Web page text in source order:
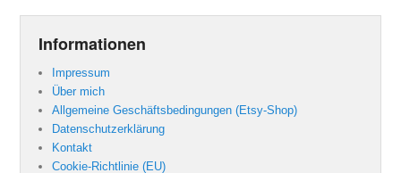
Informationen
Impressum
Über mich
Allgemeine Geschäftsbedingungen (Etsy-Shop)
Datenschutzerklärung
Kontakt
Cookie-Richtlinie (EU)